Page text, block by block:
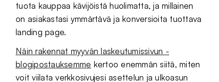
tuota kauppaa kävijöistä huolimatta, ja millainen
on asiakastasi ymmärtävä ja konversioita tuottava
landing page.
Näin rakennat myyvän laskeutumissivun -
blogipostauksemme kertoo enemmän siitä, miten
voit viilata verkkosivujesi asettelun ja ulkoasun